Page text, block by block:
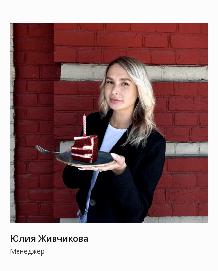
Юлия Живчикова
Менеджер
© 2026. Сеть кофеен «Сладости и Радости»
Политика конфиденциальности